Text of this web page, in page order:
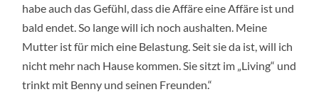
habe auch das Gefühl, dass die Affäre eine Affäre ist und
bald endet. So lange will ich noch aushalten. Meine
Mutter ist für mich eine Belastung. Seit sie da ist, will ich
nicht mehr nach Hause kommen. Sie sitzt im „Living“ und
trinkt mit Benny und seinen Freunden.“